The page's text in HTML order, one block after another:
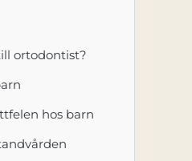
ortodontist?
hos barn